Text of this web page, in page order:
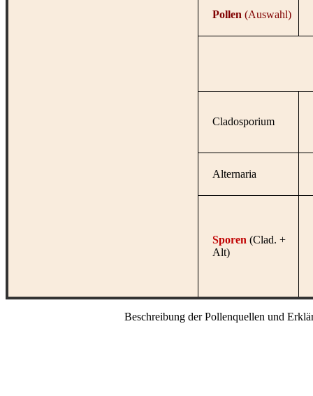
Pollen (Auswahl)
Cladosporium
Alternaria
Sporen (Clad. +
Alt)
Beschreibung der Pollenquellen und